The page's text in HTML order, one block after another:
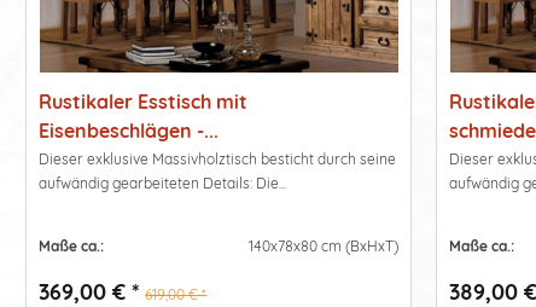
Rustikaler Esstisch mit
Eisenbeschlägen -...
Dieser exklusive Massivholztisch besticht durch seine
aufwändig gearbeiteten Details: Die...
Maße ca.: 140x78x80 cm (BxHxT)
369,00 € * 619,00 € *
Dieser
aufwändig
Maße ca.:
389,00